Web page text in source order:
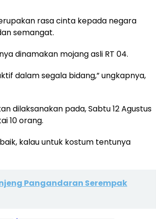
rasa cinta kepada negara
semangat.
dinamakan mojang asli RT 04.
dalam segala bidang,” ungkapnya,
dilaksanakan pada, Sabtu 12 Agustus
10 orang.
kalau untuk kostum tentunya
Pangandaran Serempak